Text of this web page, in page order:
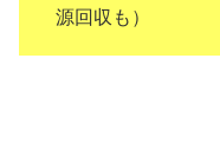
源回収も）